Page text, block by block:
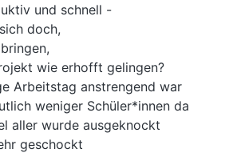
und schnell -
doch,
wie erhofft gelingen?
Arbeitstag anstrengend war
weniger Schüler*innen da
aller wurde ausgeknockt
geschockt